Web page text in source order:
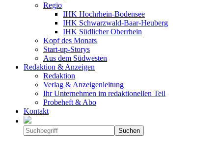
Regio
IHK Hochrhein-Bodensee
IHK Schwarzwald-Baar-Heuberg
IHK Südlicher Oberrhein
Kopf des Monats
Start-up-Storys
Aus dem Südwesten
Redaktion & Anzeigen
Redaktion
Verlag & Anzeigenleitung
Ihr Unternehmen im redaktionellen Teil
Probeheft & Abo
Kontakt